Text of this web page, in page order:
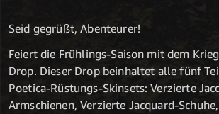
Seid gegrüßt, Abenteurer!
Feiert die Frühlings-Saison mit dem
Drop. Dieser Drop beinhaltet alle fünf
Poetica-Rüstungs-Skinsets: Verzierte
Armschienen, Verzierte Jacquard-